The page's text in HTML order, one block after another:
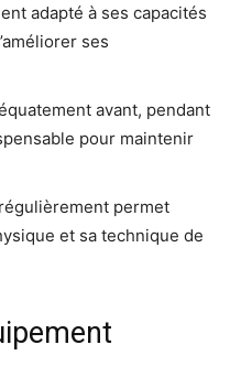
adapté à ses capacités
ses
avant, pendant
pour maintenir
permet
et sa technique de